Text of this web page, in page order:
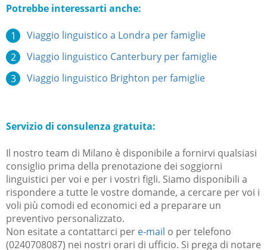
Potrebbe interessarti anche:
Viaggio linguistico a Londra per famiglie
Viaggio linguistico Canterbury per famiglie
Viaggio linguistico Brighton per famiglie
Servizio di consulenza gratuita:
Il nostro team di Milano è disponibile a fornirvi qualsiasi
consiglio prima della prenotazione dei soggiorni
linguistici per voi e per i vostri figli. Siamo disponibili a
rispondere a tutte le vostre domande, a cercare per voi i
voli più comodi ed economici ed a preparare un
preventivo personalizzato.
Non esitate a contattarci per e-mail o per telefono
(0240708087) nei nostri orari di ufficio. Si prega di notare